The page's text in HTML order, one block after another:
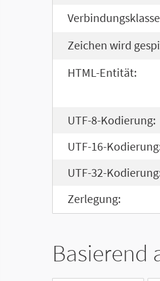
Zeichen wird
HTML-Entität:
UTF-8-Kodierung:
UTF-16-
UTF-32-
Zerlegung:
Basierend